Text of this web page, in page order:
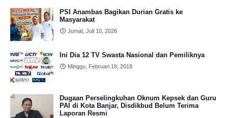
PSI Anambas Bagikan Durian Gratis ke
Masyarakat
Jumat, Juli 10, 2026
Ini Dia 12 TV Swasta Nasional dan Pemiliknya
Minggu, Februari 18, 2018
Dugaan Perselingkuhan Oknum Kepsek dan Guru
PAI di Kota Banjar, Disdikbud Belum Terima
Laporan Resmi